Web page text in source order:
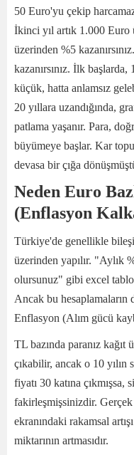
50 Euro'yu çekip
İkinci yıl artık 1.000
üzerinden %5
kazanırsınız. İlk
küçük, hatta anlamsız
20 yıllara uzandığında,
patlama yaşanır. Para,
büyümeye başlar. Kar
devasa bir çığa
Neden Euro
(Enflasyon
Türkiye'de genellikle
üzerinden yapılır. "Aylık
olursunuz" gibi excel
Ancak bu hesaplamaların
Enflasyon (Alım gücü
TL bazında paranız kağıt
çıkabilir, ancak o 10
fiyatı 30 katına
fakirleşmişsinizdir. Gerçek
ekranındaki rakamsal
miktarının artmasıdır.